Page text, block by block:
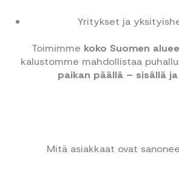
Yritykset ja
Toimimme koko Suomen
kalustomme mahdollistaa
paikan päällä – sisällä
Mitä asiakkaat ovat